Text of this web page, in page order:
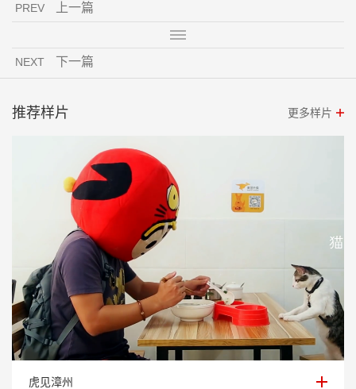
PREV 上一篇
NEXT 下一篇
推荐样片 更多样片
虎见漳州
虎见漳州